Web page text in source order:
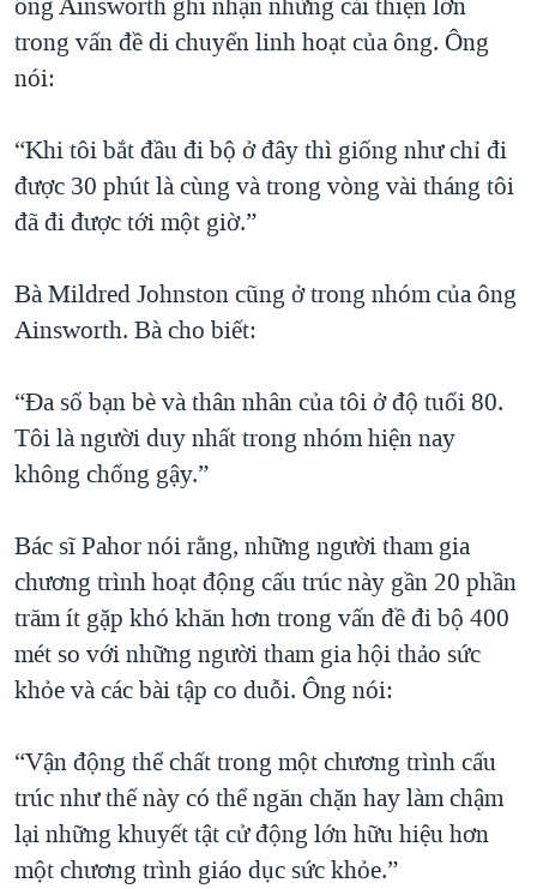
trong vấn đề di chuyển linh hoạt của ông. Ông
nói:
“Khi tôi bắt đầu đi bộ ở đây thì giống như chỉ đi
được 30 phút là cùng và trong vòng vài tháng tôi
đã đi được tới một giờ.”
Bà Mildred Johnston cũng ở trong nhóm của ông
Ainsworth. Bà cho biết:
“Đa số bạn bè và thân nhân của tôi ở độ tuổi 80.
Tôi là người duy nhất trong nhóm hiện nay
không chống gậy.”
Bác sĩ Pahor nói rằng, những người tham gia
chương trình hoạt động cấu trúc này gần 20 phần
trăm ít gặp khó khăn hơn trong vấn đề đi bộ 400
mét so với những người tham gia hội thảo sức
khỏe và các bài tập co duỗi. Ông nói:
“Vận động thể chất trong một chương trình cấu
trúc như thế này có thể ngăn chặn hay làm chậm
lại những khuyết tật cử động lớn hữu hiệu hơn
một chương trình giáo dục sức khỏe.”